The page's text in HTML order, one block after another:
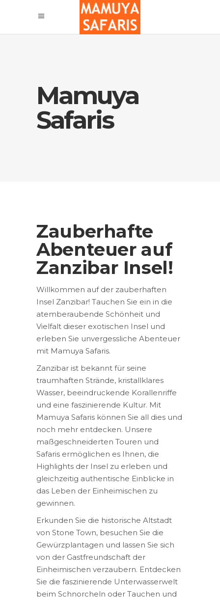
Mamuya
Safaris
Zauberhafte
Abenteuer auf
Zanzibar Insel!
Willkommen auf der zauberhaften
Insel Zanzibar! Tauchen Sie ein in die
atemberaubende Schönheit und
Vielfalt dieser exotischen Insel und
erleben Sie unvergessliche Abenteuer
mit Mamuya Safaris.
Zanzibar ist bekannt für seine
traumhaften Strände, kristallklares
Wasser, beeindruckende Korallenriffe
und eine faszinierende Kultur. Mit
Mamuya Safaris können Sie all dies und
noch mehr entdecken. Unsere
maßgeschneiderten Touren und
Safaris ermöglichen es Ihnen, die
Highlights der Insel zu erleben und
gleichzeitig authentische Einblicke in
das Leben der Einheimischen zu
gewinnen.
Erkunden Sie die historische Altstadt
von Stone Town, besuchen Sie die
Gewürzplantagen und lassen Sie sich
von der Gastfreundschaft der
Einheimischen verzaubern. Entdecken
Sie die faszinierende Unterwasserwelt
beim Schnorcheln oder Tauchen und